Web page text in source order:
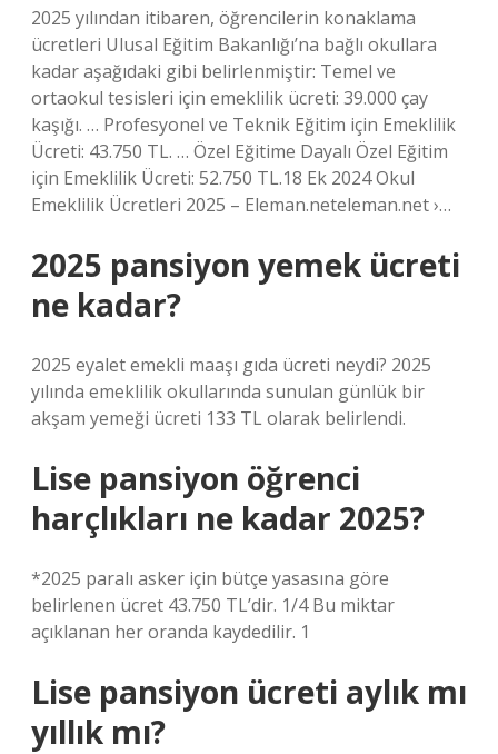
2025 yılından itibaren, öğrencilerin konaklama
ücretleri Ulusal Eğitim Bakanlığı’na bağlı okullara
kadar aşağıdaki gibi belirlenmiştir: Temel ve
ortaokul tesisleri için emeklilik ücreti: 39.000 çay
kaşığı. … Profesyonel ve Teknik Eğitim için Emeklilik
Ücreti: 43.750 TL. … Özel Eğitime Dayalı Özel Eğitim
için Emeklilik Ücreti: 52.750 TL.18 Ek 2024 Okul
Emeklilik Ücretleri 2025 – Eleman.neteleman.net ›…
2025 pansiyon yemek ücreti
ne kadar?
2025 eyalet emekli maaşı gıda ücreti neydi? 2025
yılında emeklilik okullarında sunulan günlük bir
akşam yemeği ücreti 133 TL olarak belirlendi.
Lise pansiyon öğrenci
harçlıkları ne kadar 2025?
*2025 paralı asker için bütçe yasasına göre
belirlenen ücret 43.750 TL’dir. 1/4 Bu miktar
açıklanan her oranda kaydedilir. 1
Lise pansiyon ücreti aylık mı
yıllık mı?